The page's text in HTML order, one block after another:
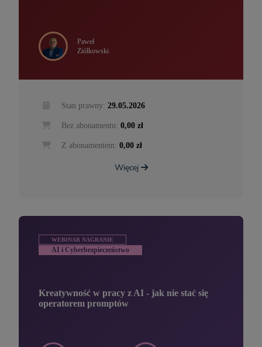
Paweł
Ziółkowski
Stan prawny: 29.05.2026
Bez abonamentu: 0,00 zł
Z abonamentem: 0,00 zł
Więcej
WEBINAR NAGRANIE
AI i Cyberbezpieczeństwo
Kreatywność w pracy z AI - jak nie stać się
operatorem promptów